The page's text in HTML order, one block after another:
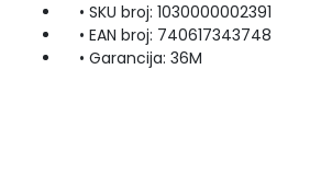
• SKU broj: 1030000002391
• EAN broj: 740617343748
• Garancija: 36M